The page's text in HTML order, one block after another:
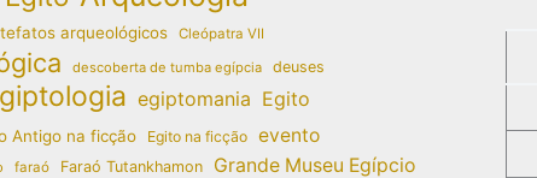
arqueológicos Cleópatra VII
descoberta de tumba egípcia deuses
egiptomania Egito
Antigo na ficção Egito na ficção evento
faraó Faraó Tutankhamon Grande Museu Egípcio